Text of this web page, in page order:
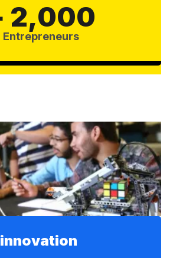
2,000
Entrepreneurs